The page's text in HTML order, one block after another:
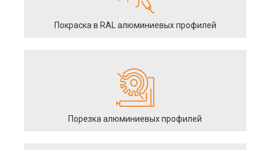
Покраска в RAL алюминиевых профилей
Порезка алюминиевых профилей